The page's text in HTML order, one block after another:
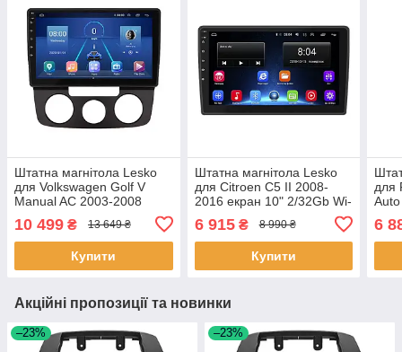
Штатна магнітола Lesko
для Volkswagen Golf V
Manual AC 2003-2008
екран 10" 4/64Gb 4G Wi-Fi
GPS Top 3шт
10 499 ₴ 13 649 ₴
Купити
Штатна магнітола Lesko
для Citroen C5 II 2008-
2016 екран 10" 2/32Gb Wi-
6 915₴ 8 990 ₴
Купити
для
1 шт.
6
Акційні пропозиції та новинки
–23% –23%